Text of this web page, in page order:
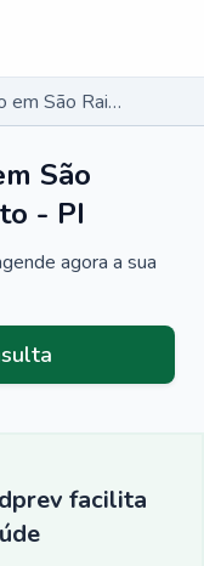
Fonoaudiólogo em São Raimundo Nonato - PI
São
- PI
agora a sua
facilita